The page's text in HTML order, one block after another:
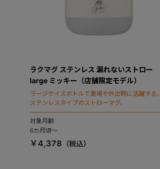
ラクマグ ステンレス 漏れないストロー
large ミッキー（店舗限定モデル）
ラージサイズボトルで夏場や外出時に活躍する、
ステンレスタイプのストローマグ。
対象月齢
6カ月頃～
￥4,378